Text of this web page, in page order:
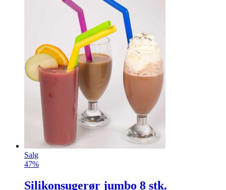
Salg
47%
Silikonsugerør jumbo 8 stk.